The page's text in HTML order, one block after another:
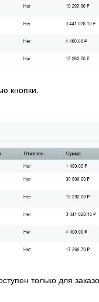
кнопки.
только для